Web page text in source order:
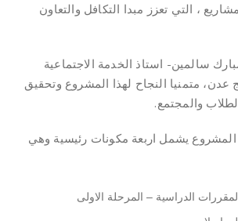
، التي تعزز مبدا التكافل والتعاون
سالمين- استاذ الخدمة الاجتماعية
متمنيا النجاح لهذا المشروع وتحقيق
والمجتمع.
المشروع يشمل اربعة مكونات رئيسية وهي
الدراسية – المرحلة الاولى